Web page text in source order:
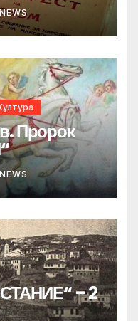
Пророк
– 2